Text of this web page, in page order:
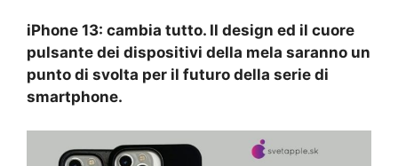
iPhone 13: cambia tutto. Il design ed il cuore
pulsante dei dispositivi della mela saranno un
punto di svolta per il futuro della serie di
smartphone.